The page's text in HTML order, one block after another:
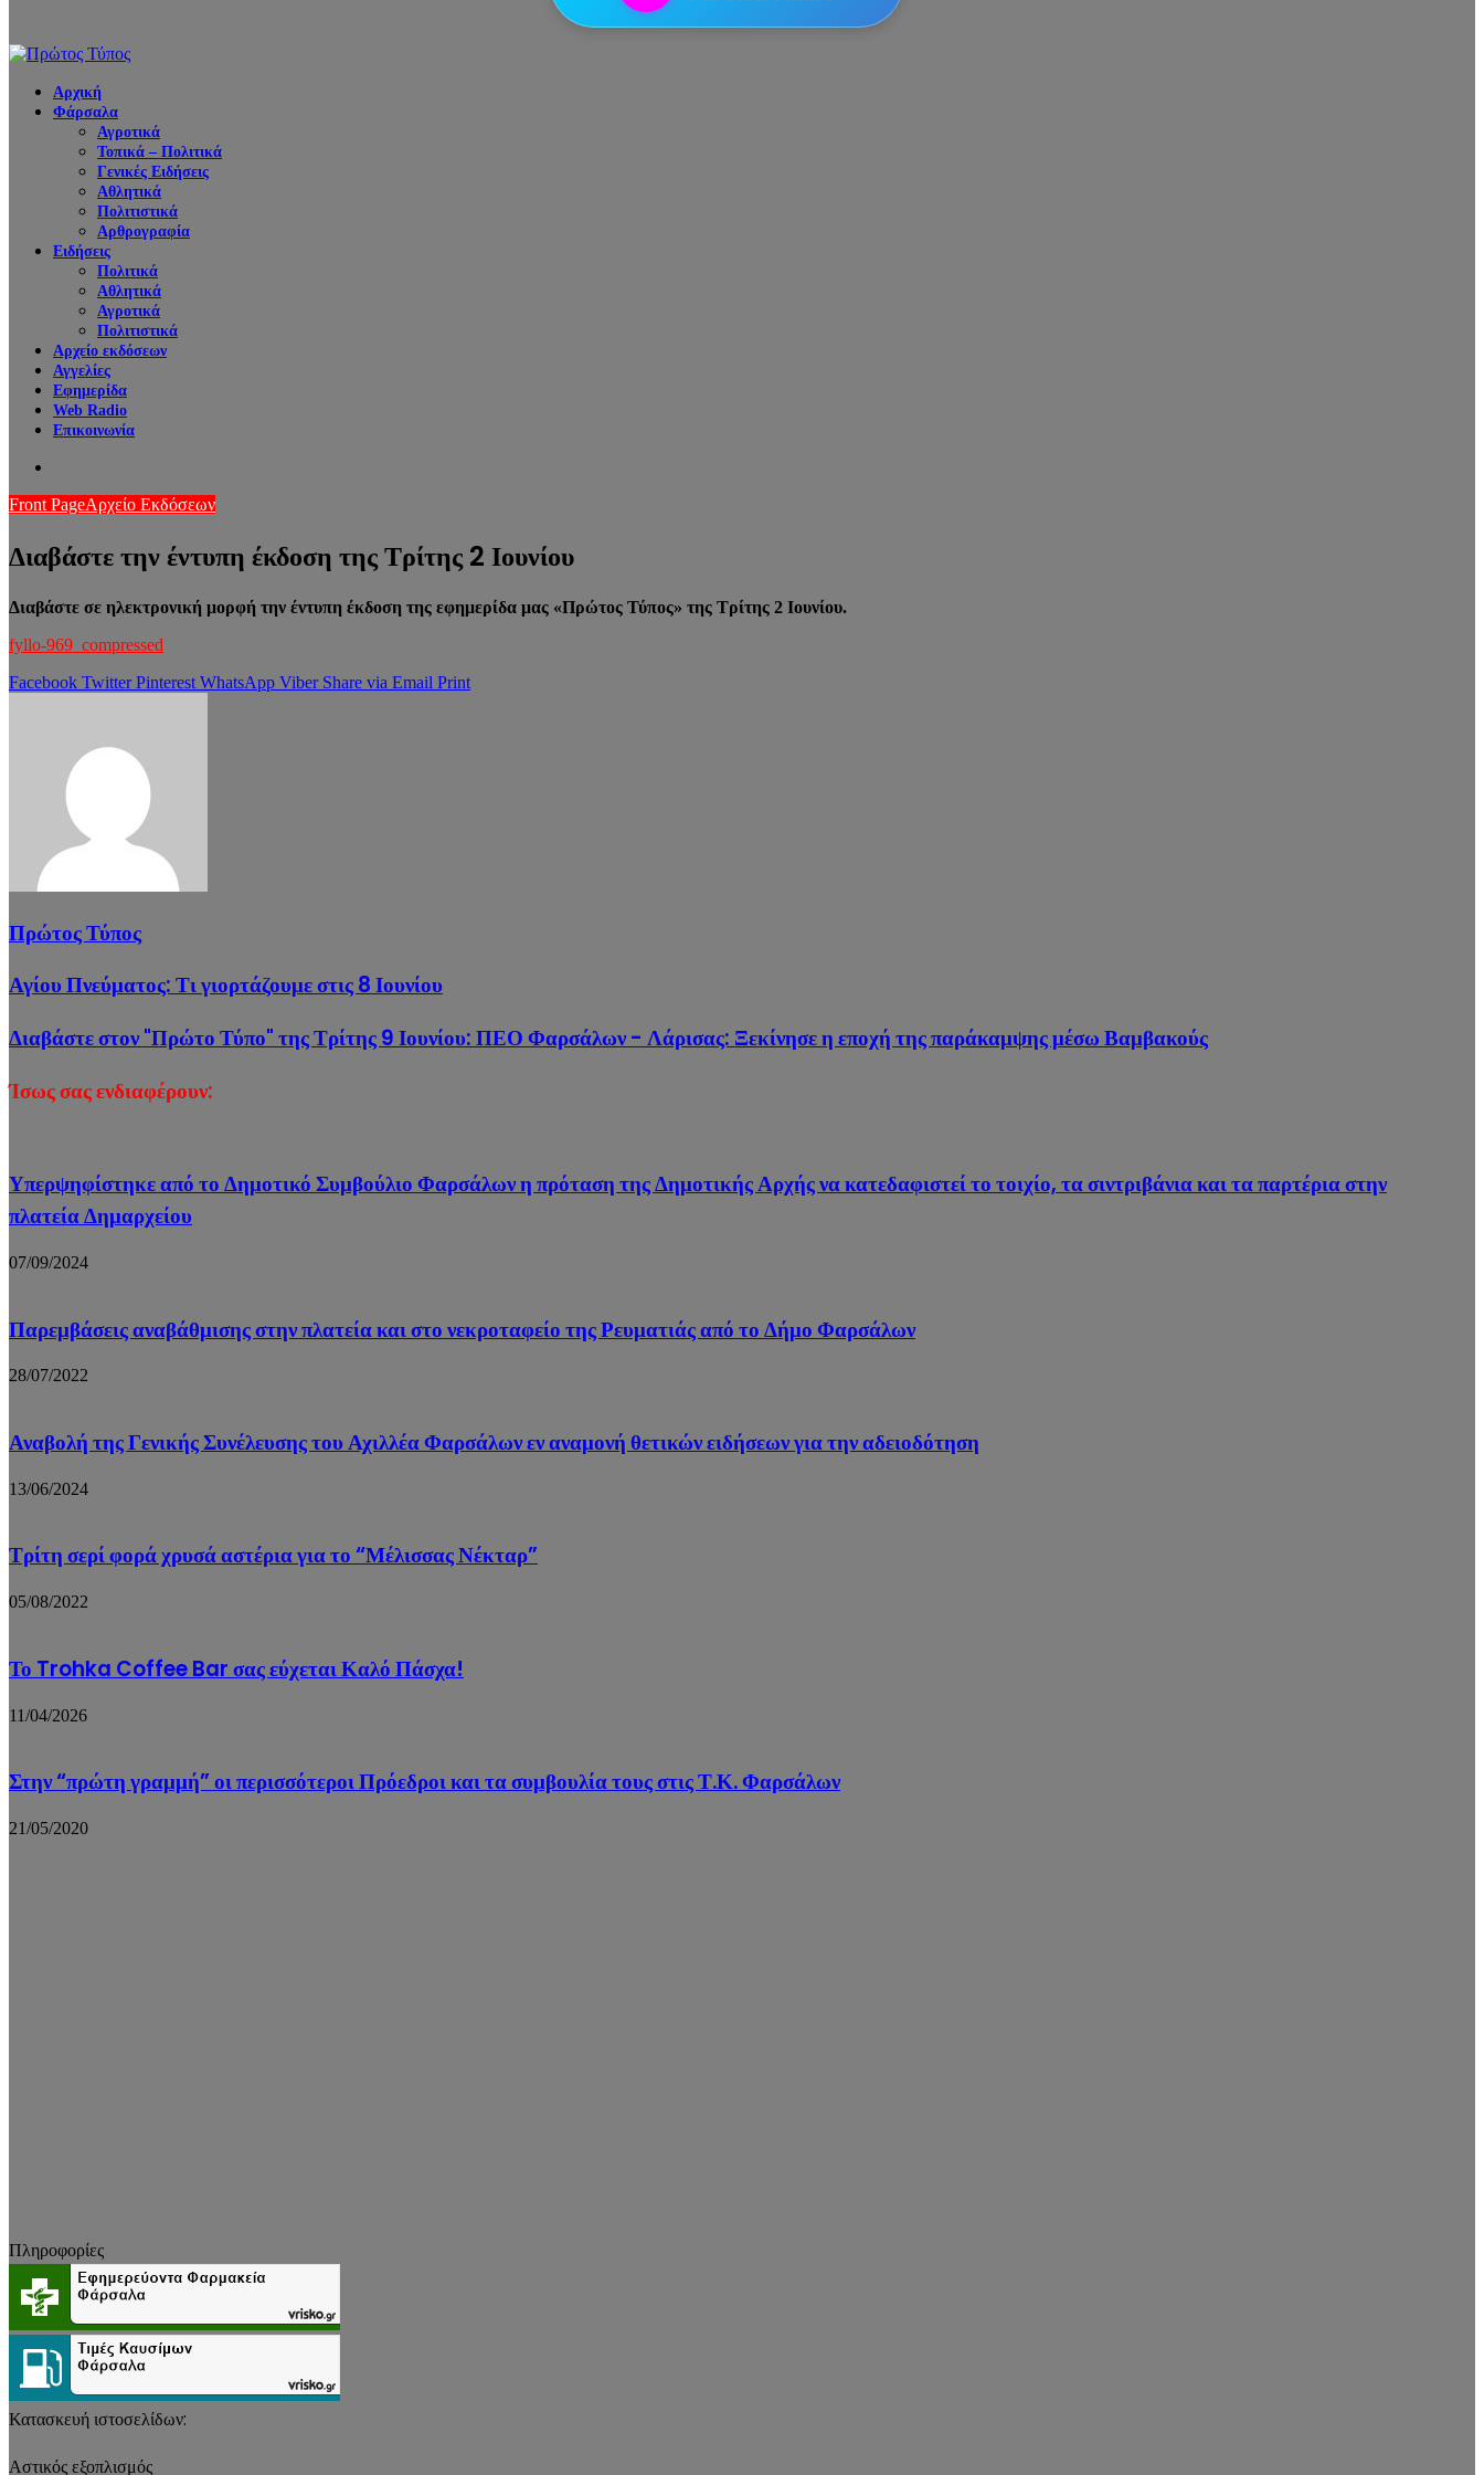
Αρχική
Φάρσαλα
Αγροτικά
Τοπικά – Πολιτικά
Γενικές Ειδήσεις
Αθλητικά
Πολιτιστικά
Αρθρογραφία
Ειδήσεις
Πολιτικά
Αθλητικά
Αγροτικά
Πολιτιστικά
Αρχείο εκδόσεων
Αγγελίες
Εφημερίδα
Web Radio
Επικοινωνία
Front PageΑρχείο Εκδόσεων
Διαβάστε την έντυπη έκδοση της Τρίτης 2 Ιουνίου
Διαβάστε σε ηλεκτρονική μορφή την έντυπη έκδοση της εφημερίδα μας «Πρώτος Τύπος» της Τρίτης 2 Ιουνίου.
fyllo-969_compressed
Facebook Twitter Pinterest WhatsApp Viber Share via Email Print
Πρώτος Τύπος
Αγίου Πνεύματος: Τι γιορτάζουμε στις 8 Ιουνίου
Διαβάστε στον "Πρώτο Τύπο" της Τρίτης 9 Ιουνίου: ΠΕΟ Φαρσάλων - Λάρισας: Ξεκίνησε η εποχή της παράκαμψης μέσω Βαμβακούς
Ίσως σας ενδιαφέρουν:
Υπερψηφίστηκε από το Δημοτικό Συμβούλιο Φαρσάλων η πρόταση της Δημοτικής Αρχής να κατεδαφιστεί το τοιχίο, τα σιντριβάνια και τα παρτέρια στην
πλατεία Δημαρχείου
07/09/2024
Παρεμβάσεις αναβάθμισης στην πλατεία και στο νεκροταφείο της Ρευματιάς από το Δήμο Φαρσάλων
28/07/2022
Αναβολή της Γενικής Συνέλευσης του Αχιλλέα Φαρσάλων εν αναμονή θετικών ειδήσεων για την αδειοδότηση
13/06/2024
Τρίτη σερί φορά χρυσά αστέρια για το “Μέλισσας Νέκταρ”
05/08/2022
Το Trohka Coffee Bar σας εύχεται Καλό Πάσχα!
11/04/2026
Στην “πρώτη γραμμή” οι περισσότεροι Πρόεδροι και τα συμβουλία τους στις Τ.Κ. Φαρσάλων
21/05/2020
Πληροφορίες
Κατασκευή ιστοσελίδων:
Αστικός εξοπλισμός